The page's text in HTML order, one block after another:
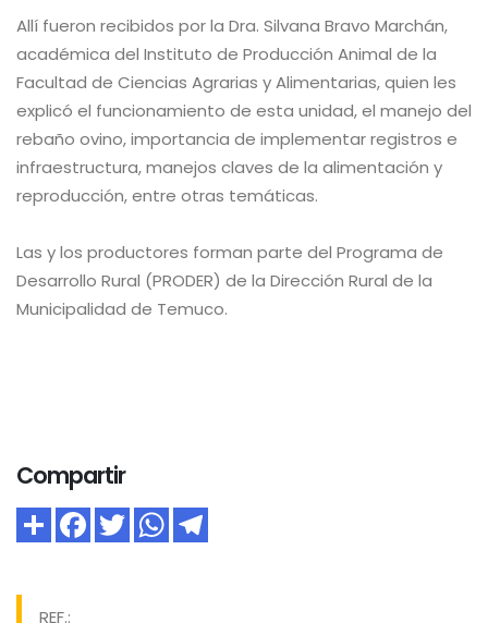
Allí fueron recibidos por la Dra. Silvana Bravo Marchán,
académica del Instituto de Producción Animal de la
Facultad de Ciencias Agrarias y Alimentarias, quien les
explicó el funcionamiento de esta unidad, el manejo del
rebaño ovino, importancia de implementar registros e
infraestructura, manejos claves de la alimentación y
reproducción, entre otras temáticas.
Las y los productores forman parte del Programa de
Desarrollo Rural (PRODER) de la Dirección Rural de la
Municipalidad de Temuco.
Compartir
REF.: